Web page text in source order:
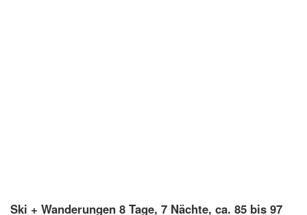
Ski + Wanderungen 8 Tage, 7 Nächte, ca. 85 bis 97